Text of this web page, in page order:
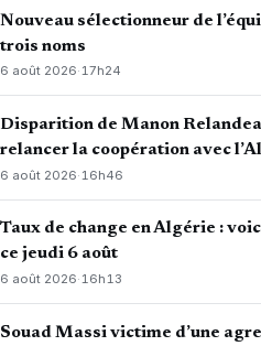
Nouveau sélectionneur de
trois noms
6 août 2026·17h24
Disparition de Manon
relancer la coopération avec
6 août 2026· 16h46
Taux de change en Algérie :
ce jeudi 6 août
6 août 2026·16h13
Souad Massi victime d’une